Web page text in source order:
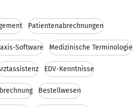
Patientenabrechnungen
Software Medizinische Terminologie
EDV-Kenntnisse
Bestellwesen